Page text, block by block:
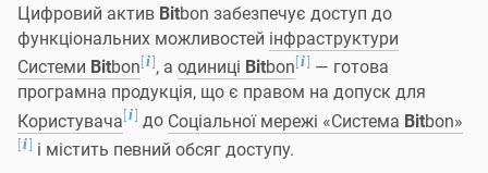
Цифровий актив Bitbon забезпечує доступ до
функціональних можливостей інфраструктури
Системи Bitbon[i], а одиниці Bitbon[i] — готова
програмна продукція, що є правом на допуск для
Користувача[i] до Соціальної мережі «Система Bitbon»
[i] і містить певний обсяг доступу.